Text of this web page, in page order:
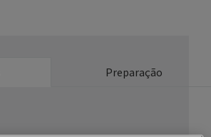
Preparação